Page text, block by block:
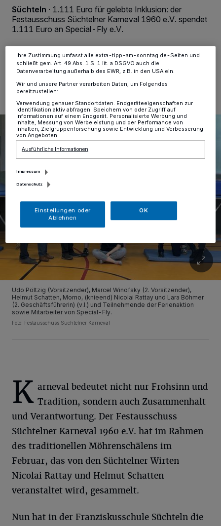
Süchteln · 1.111 Euro für gelebte Inklusion: der
Festausschuss Süchtelner Karneval 1960 e.V. spendet
1.111 Euro an Special-Fly e.V.
29.07.2025 , 10:04 Uhr Eine Minute Lesezeit
Udo Pöltzig (Vorsitzender), Marcel Winofsky (2. Vorsitzender),
Helmut Schatten, Momo, (knieend) Nicolai Rattay und Lara Böhmer
(2. Geschäftsführerin) (v.l.) und Teilnehmende der Ferienaktion
sowie Mitarbeiter von Special-Fly.
Foto: Festausschuss Süchtelner Karneval
K arneval bedeutet nicht nur Frohsinn und
Tradition, sondern auch Zusammenhalt
und Verantwortung. Der Festausschuss
Süchtelner Karneval 1960 e.V. hat im Rahmen
des traditionellen Möhrenschälens im
Februar, das von den Süchtelner Wirten
Nicolai Rattay und Helmut Schatten
veranstaltet wird, gesammelt.
Nun hat in der Franziskusschule Süchteln die
dieses Menü jederzeit wieder aufrufen, um Ihre Einstellungen zu
ändern oder Ihre Einwilligung zu widerrufen, indem Sie auf den Link
Einstellungen oder Ablehnen am unteren Rand der Webseite klicken.
Ihre Einstellungen gelten innerhalb unseres Website. Weitere
Ihre Zustimmung umfasst alle extra-tipp-am-sonntag.de-Seiten und
schließt gem. Art. 49 Abs. 1 S. 1 lit. a DSGVO auch die
Datenverarbeitung außerhalb des EWR, z.B. in den USA ein.
Wir und unsere Partner verarbeiten Daten, um Folgendes
bereitzustellen:
Verwendung genauer Standortdaten. Endgeräteeigenschaften zur
Identifikation aktiv abfragen. Speichern von oder Zugriff auf
Informationen auf einem Endgerät. Personalisierte Werbung und
Inhalte, Messung von Werbeleistung und der Performance von
Inhalten, Zielgruppenforschung sowie Entwicklung und Verbesserung
von Angeboten.
Ausführliche Informationen
Impressum
Datenschutz
Einstellungen oder
Ablehnen
OK